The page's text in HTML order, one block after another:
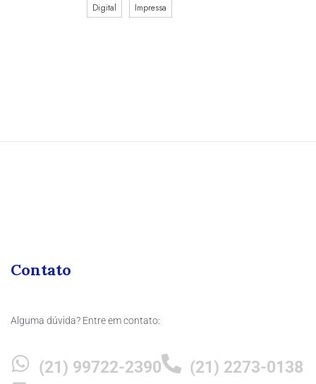
Digital Impressa
Contato
Alguma dúvida? Entre em contato:
(21) 99722-2390
(21) 2273-0138